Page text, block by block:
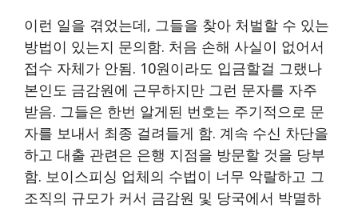
이런 일을 겪었는데, 그들을 찾아 처벌할 수 있는
방법이 있는지 문의함. 처음 손해 사실이 없어서
접수 자체가 안됨. 10원이라도 입금할걸 그랬나
본인도 금감원에 근무하지만 그런 문자를 자주
받음. 그들은 한번 알게된 번호는 주기적으로 문
자를 보내서 최종 걸려들게 함. 계속 수신 차단을
하고 대출 관련은 은행 지점을 방문할 것을 당부
함. 보이스피싱 업체의 수법이 너무 악랄하고 그
조직의 규모가 커서 금감원 및 당국에서 박멸하